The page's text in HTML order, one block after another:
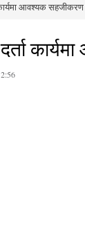
आवश्यक